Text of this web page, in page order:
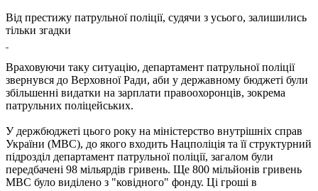
Від престижу патрульної поліції, судячи з усього, залишились
тільки згадки
Враховуючи таку ситуацію, департамент патрульної поліції
звернувся до Верховної Ради, аби у державному бюджеті були
збільшенні видатки на зарплати правоохоронців, зокрема
патрульних поліцейських.
У держбюджеті цього року на міністерство внутрішніх справ
України (МВС), до якого входить Нацполіція та її структурний
підрозділ департамент патрульної поліції, загалом були
передбачені 98 мільярдів гривень. Ще 800 мільйонів гривень
МВС було виділено з "ковідного" фонду. Ці гроші в